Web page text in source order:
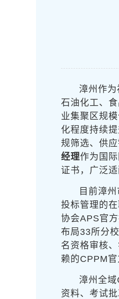
漳州作
石油化工、
业集聚区规
化程度持续
规筛选、供
经理作为国
证书，广泛
目前漳
投标管理的
协会APS官
布局33所分
名资格审核
赖的CPPM官
漳州全
资料、考试